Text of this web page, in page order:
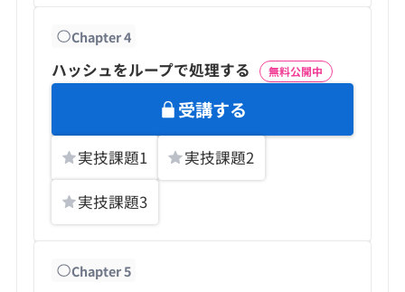
Chapter4
ハッシュをループで処理する 無料公開中
受講する
実技課題1 実技課題2
実技課題3
Chapter5